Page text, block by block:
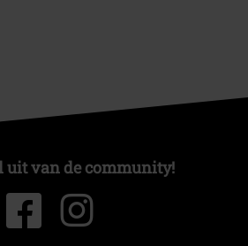
uit van de community!